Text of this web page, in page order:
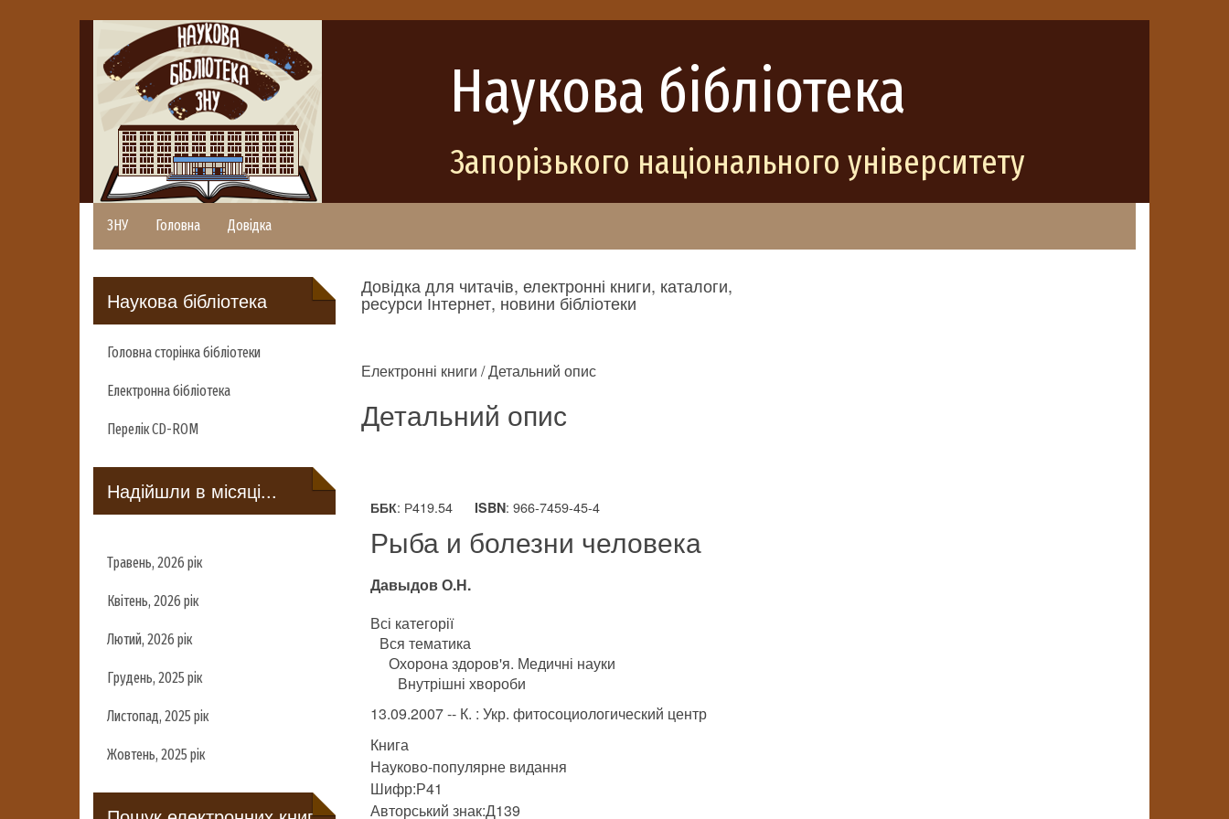
Наукова бібліотека
Запорізького національного університету
ЗНУ Головна Довідка
Наукова бібліотека
Головна сторінка бібліотеки
Електронна бібліотека
Перелік CD-ROM
Надійшли в місяці...
Травень, 2026 рік
Квітень, 2026 рік
Лютий, 2026 рік
Грудень, 2025 рік
Листопад, 2025 рік
Жовтень, 2025 рік
Довідка для читачів, електронні книги, каталоги,
ресурси Інтернет, новини бібліотеки
Електронні книги / Детальний опис
Детальний опис
ББК: Р419.54 ISBN: 966-7459-45-4
Рыба и болезни человека
Давыдов О.Н.
Всі категорії
Вся тематика
Охорона здоров'я. Медичні науки
Внутрішні хвороби
13.09.2007 -- К. : Укр. фитосоциологический центр
Книга
Науково-популярне видання
Шифр:Р41
Авторський знак:Д139